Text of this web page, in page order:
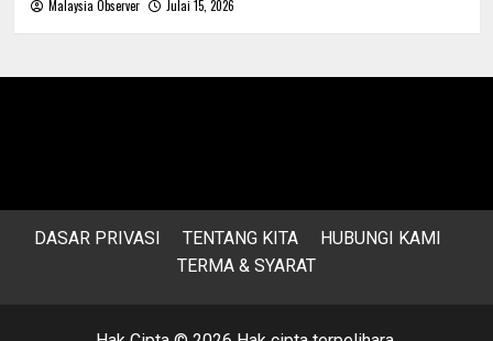
Malaysia Observer Julai 15, 2026
DASAR PRIVASI TENTANG KITA
HUBUNGI KAMI
TERMA & SYARAT